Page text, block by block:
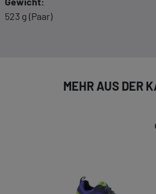
Cookies. Sie können Ihre
Kategorien geben oder sich
Funktion dieses
523 g (Paar)
MEHR AUS DER